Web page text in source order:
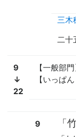
三木
二十
9
↓
22
【一般部門
【いっぱ
9 「